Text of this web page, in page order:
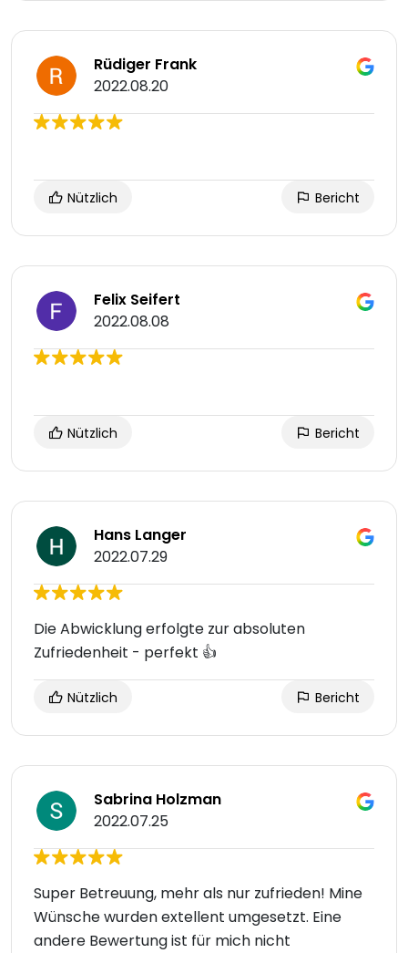
Rüdiger Frank
2022.08.20
Nützlich Bericht
Felix Seifert
2022.08.08
Nützlich Bericht
Hans Langer
2022.07.29
Die Abwicklung erfolgte zur absoluten
Zufriedenheit - perfekt 👍
Nützlich Bericht
Sabrina Holzman
2022.07.25
Super Betreuung, mehr als nur zufrieden! Mine
Wünsche wurden extellent umgesetzt. Eine
andere Bewertung ist für mich nicht